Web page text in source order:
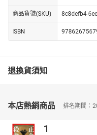
商品貨號(SKU) 8c8defb4-
ISBN
退換貨須知
本店熱銷商品 排名期間：
1